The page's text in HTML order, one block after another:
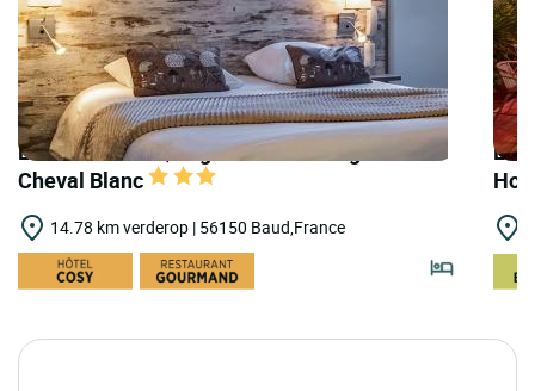
LOGIS HOTELS | Logis Hôtel Auberge du
Cheval Blanc
14.78 km verderop | 56150 Baud,France